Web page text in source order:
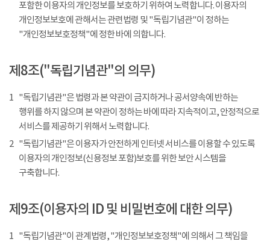
포함한 이용자의 개인정보를 보호하기 위하여 노력합니다. 이용자의
개인정보보호에 관해서는 관련법령 및 "독립기념관"이 정하는
"개인정보보호정책"에 정한 바에 의합니다.
제8조("독립기념관"의 의무)
1 "독립기념관"은 법령과 본 약관이 금지하거나 공서양속에 반하는
행위를 하지 않으며 본 약관이 정하는 바에 따라 지속적이고, 안정적으로
서비스를 제공하기 위해서 노력합니다.
2 "독립기념관"은 이용자가 안전하게 인터넷 서비스를 이용할 수 있도록
이용자의 개인정보(신용정보 포함)보호를 위한 보안 시스템을
구축합니다.
제9조(이용자의 ID 및 비밀번호에 대한 의무)
1 "독립기념관"이 관계법령, "개인정보보호정책"에 의해서 그 책임을